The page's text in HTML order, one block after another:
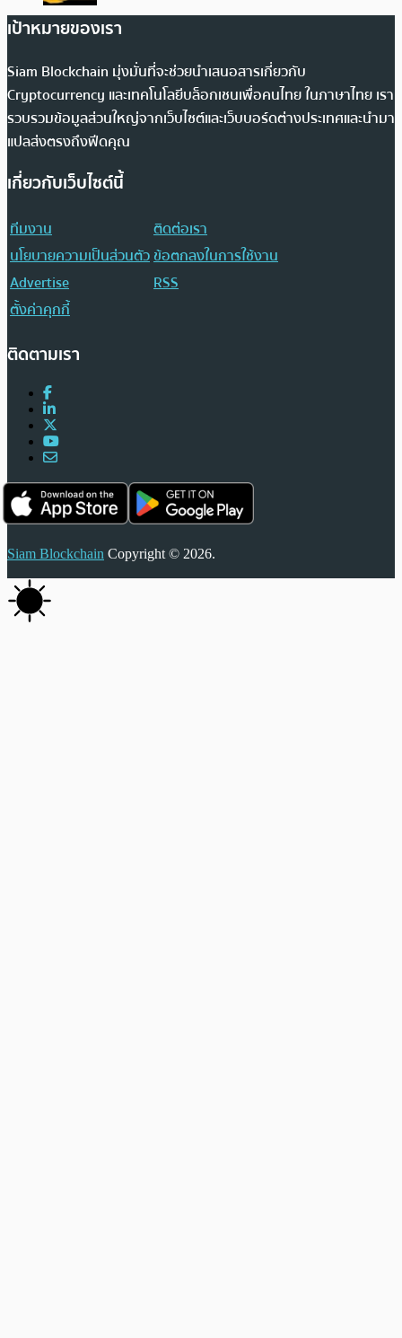
เป้าหมายของเรา
Siam Blockchain มุ่งมั่นที่จะช่วยนำเสนอสารเกี่ยวกับ
Cryptocurrency และเทคโนโลยีบล็อกเชนเพื่อคนไทย ในภาษาไทย เรา
รวบรวมข้อมูลส่วนใหญ่จากเว็บไซต์และเว็บบอร์ดต่างประเทศและนำมา
แปลส่งตรงถึงฟีดคุณ
เกี่ยวกับเว็บไซต์นี้
ทีมงาน
ติดต่อเรา
นโยบายความเป็นส่วนตัวข้อตกลงในการใช้งาน
Advertise
RSS
ตั้งค่าคุกกี้
ติดตามเรา
Siam Blockchain Copyright © 2026.